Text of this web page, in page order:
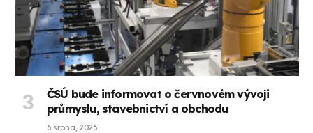
ČSÚ bude informovat o červnovém vývoji
průmyslu, stavebnictví a obchodu
6 srpna, 2026